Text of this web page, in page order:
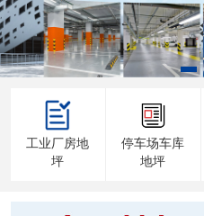
工业厂房地
坪
停车场车库
地坪